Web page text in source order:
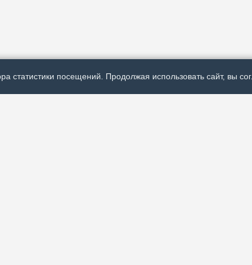
статистики посещений. Продолжая использовать сайт, вы